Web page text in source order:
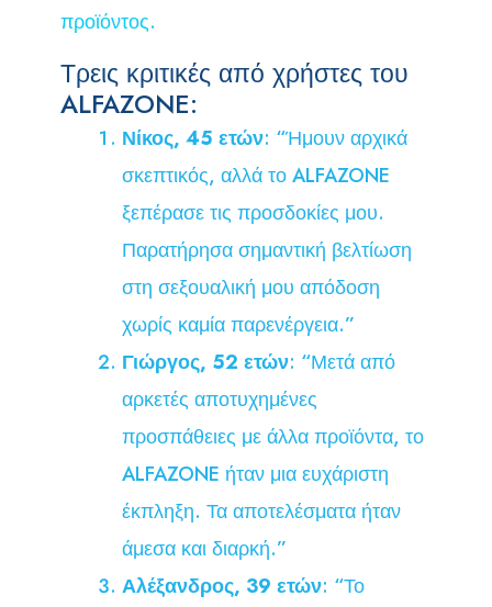
προϊόντος.
Τρεις κριτικές από χρήστες του
ALFAZONE:
Νίκος, 45 ετών: “Ήμουν αρχικά
σκεπτικός, αλλά το ALFAZONE
ξεπέρασε τις προσδοκίες μου.
Παρατήρησα σημαντική βελτίωση
στη σεξουαλική μου απόδοση
χωρίς καμία παρενέργεια.”
Γιώργος, 52 ετών: “Μετά από
αρκετές αποτυχημένες
προσπάθειες με άλλα προϊόντα, το
ALFAZONE ήταν μια ευχάριστη
έκπληξη. Τα αποτελέσματα ήταν
άμεσα και διαρκή.”
Αλέξανδρος, 39 ετών: “Το